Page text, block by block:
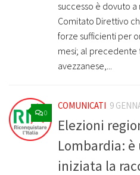
successo è dovuto
Comitato Direttivo
forze sufficienti per
mesi; al
avezzanese,...
0
COMUNICATI 9
Elezioni
Lombardia:
iniziata la